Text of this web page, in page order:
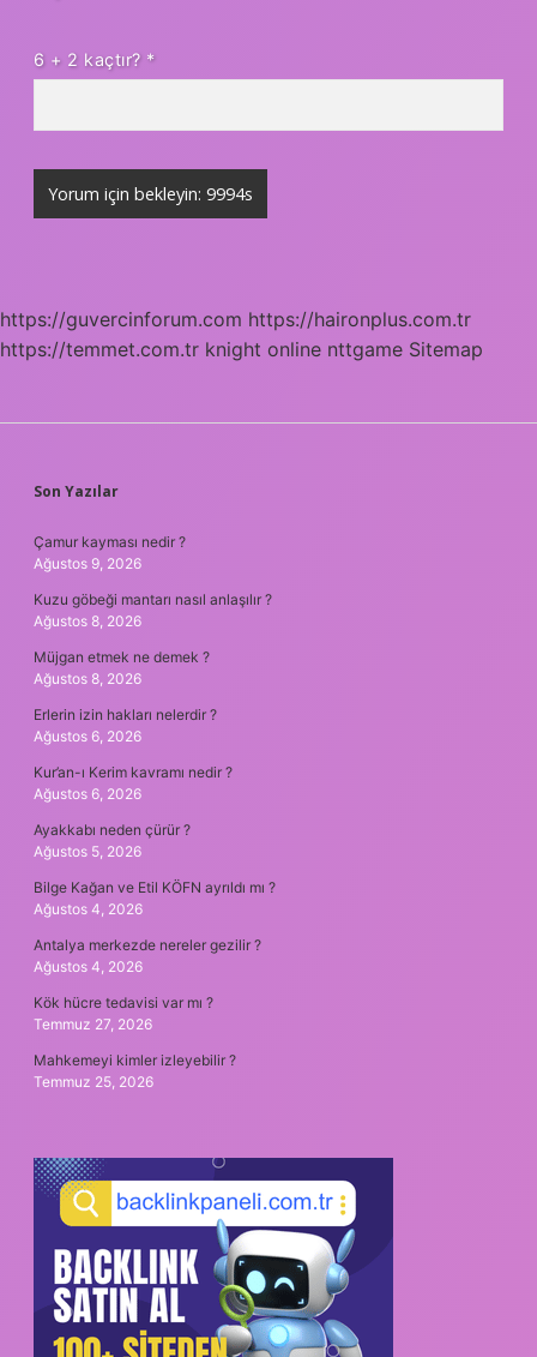
6 + 2 kaçtır? *
https://guvercinforum.com https://haironplus.com.tr
https://temmet.com.tr knight online nttgame Sitemap
SIDEBAR
Son Yazılar
Çamur kayması nedir ?
Ağustos 9, 2026
Kuzu göbeği mantarı nasıl anlaşılır ?
Ağustos 8, 2026
Müjgan etmek ne demek ?
Ağustos 8, 2026
Erlerin izin hakları nelerdir ?
Ağustos 6, 2026
Kur’an-ı Kerim kavramı nedir ?
Ağustos 6, 2026
Ayakkabı neden çürür ?
Ağustos 5, 2026
Bilge Kağan ve Etil KÖFN ayrıldı mı ?
Ağustos 4, 2026
Antalya merkezde nereler gezilir ?
Ağustos 4, 2026
Kök hücre tedavisi var mı ?
Temmuz 27, 2026
Mahkemeyi kimler izleyebilir ?
Temmuz 25, 2026